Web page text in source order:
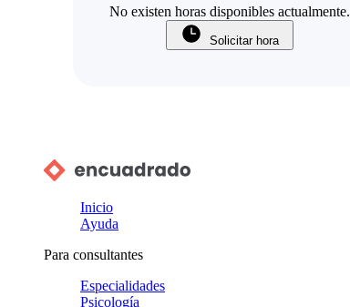
No existen horas disponibles actualmente.
Solicitar hora
Inicio
Ayuda
Para consultantes
Especialidades
Psicología